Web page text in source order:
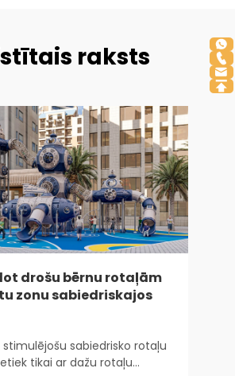
raksts
drošu bērnu rotaļām
zonu sabiedriskajos
sabiedrisko rotaļu
tikai ar dažu rotaļu